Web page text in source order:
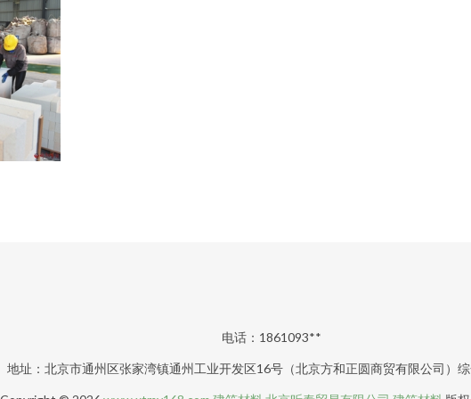
电话：1861093**
地址：北京市通州区张家湾镇通州工业开发区16号（北京方和正圆商贸有限公司）